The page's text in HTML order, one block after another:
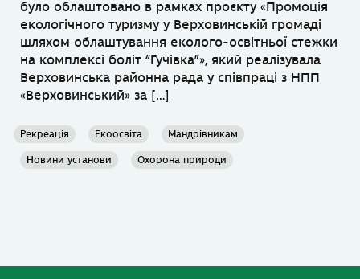
було облаштовано в рамках проєкту «Промоція
екологічного туризму у Верховинській громаді
шляхом облаштування еколого-освітньої стежки
на комплексі боліт “Гучівка”», який реалізувала
Верховинська районна рада у співпраці з НПП
«Верховинський» за […]
Рекреація Екоосвіта Мандрівникам
Новини установи Охорона природи